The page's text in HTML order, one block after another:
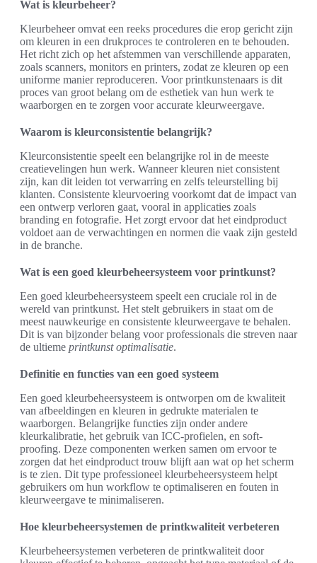
Wat is kleurbeheer?
Kleurbeheer omvat een reeks procedures die erop gericht zijn
om kleuren in een drukproces te controleren en te behouden.
Het richt zich op het afstemmen van verschillende apparaten,
zoals scanners, monitors en printers, zodat ze kleuren op een
uniforme manier reproduceren. Voor printkunstenaars is dit
proces van groot belang om de esthetiek van hun werk te
waarborgen en te zorgen voor accurate kleurweergave.
Waarom is kleurconsistentie belangrijk?
Kleurconsistentie speelt een belangrijke rol in de meeste
creatievelingen hun werk. Wanneer kleuren niet consistent
zijn, kan dit leiden tot verwarring en zelfs teleurstelling bij
klanten. Consistente kleurvoering voorkomt dat de impact van
een ontwerp verloren gaat, vooral in applicaties zoals
branding en fotografie. Het zorgt ervoor dat het eindproduct
voldoet aan de verwachtingen en normen die vaak zijn gesteld
in de branche.
Wat is een goed kleurbeheersysteem voor printkunst?
Een goed kleurbeheersysteem speelt een cruciale rol in de
wereld van printkunst. Het stelt gebruikers in staat om de
meest nauwkeurige en consistente kleurweergave te behalen.
Dit is van bijzonder belang voor professionals die streven naar
de ultieme printkunst optimalisatie.
Definitie en functies van een goed systeem
Een goed kleurbeheersysteem is ontworpen om de kwaliteit
van afbeeldingen en kleuren in gedrukte materialen te
waarborgen. Belangrijke functies zijn onder andere
kleurkalibratie, het gebruik van ICC-profielen, en soft-
proofing. Deze componenten werken samen om ervoor te
zorgen dat het eindproduct trouw blijft aan wat op het scherm
is te zien. Dit type professioneel kleurbeheersysteem helpt
gebruikers om hun workflow te optimaliseren en fouten in
kleurweergave te minimaliseren.
Hoe kleurbeheersystemen de printkwaliteit verbeteren
Kleurbeheersystemen verbeteren de printkwaliteit door